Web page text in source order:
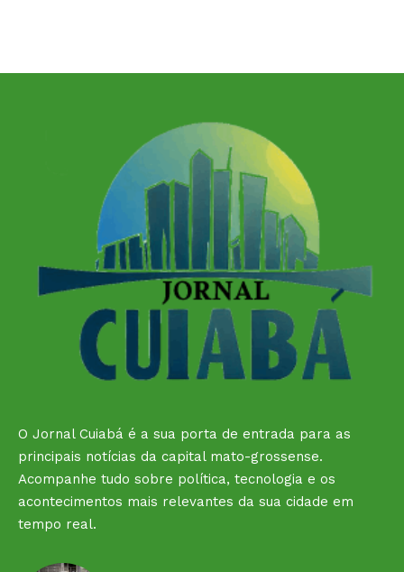
O Jornal Cuiabá é a sua porta de entrada para as
principais notícias da capital mato-grossense.
Acompanhe tudo sobre política, tecnologia e os
acontecimentos mais relevantes da sua cidade em
tempo real.